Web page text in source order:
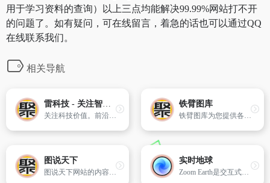
用于学习资料的查询）以上三点均能解决99.99%网站打不开
的问题了。如有疑问，可在线留言，着急的话也可以通过QQ
在线联系我们。
相关导航
雷科技 - 关注智能生活和前沿科技
关注科技价值。前沿和深度的科技评论，人人可参与的产品分享交流平台
铁臂图库
铁臂图库为您提供各种品牌工程机械高清图片,包括产品图片,施工图片,维修图片,展会图片,行业图片,趣味图片。买工程机械就上铁臂商城。
图说天下
图说天下网站的内容涵盖摄影、书画、动漫、设计、工艺品等。图说天下给艺术家提供功能卓越、视觉效果独特的个人主页（博客、画廊）服务,图说天下以“图”为特色,以视觉艺术的形式报道大千世界,开创了网络媒体的新时代。
实时地球
Zoom Earth是交互式世界天气网站。可查看您所在位置的实时卫星图像、降雨雷达、风和温度预报地图，还能追踪飓风、气旋、风暴。实时图像每10分钟更新一次。